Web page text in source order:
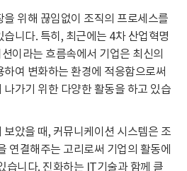
을 위해 끊임없이 조직의 프로세스를
니다. 특히, 최근에는 4차 산업혁명
이라는 흐름속에서 기업은 최신의
하여 변화하는 환경에 적응함으로써
가기 위한 다양한 활동을 하고 있습
았을 때, 커뮤니케이션 시스템은 조
연결해주는 고리로써 기업의 활동에
습니다. 진화하는 IT기술과 함께 클